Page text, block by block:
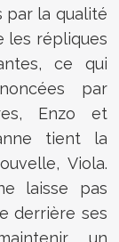
par la qualité
les répliques
ce qui
par
Enzo et
tient la
Viola.
laisse pas
derrière ses
un